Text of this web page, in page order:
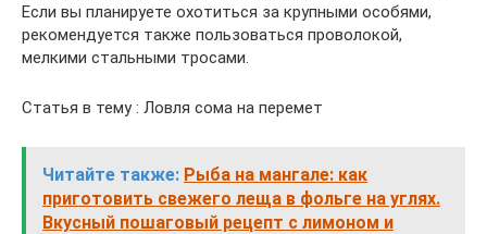
Если вы планируете охотиться за крупными особями,
рекомендуется также пользоваться проволокой,
мелкими стальными тросами.
Статья в тему : Ловля сома на перемет
Читайте также: Рыба на мангале: как
приготовить свежего леща в фольге на углях.
Вкусный пошаговый рецепт с лимоном и